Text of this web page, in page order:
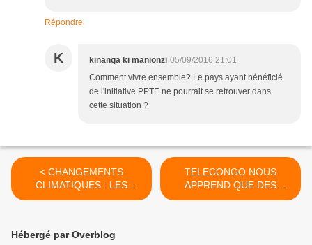
Répondre
K kinanga ki manionzi 05/09/2016 21:01
Comment vivre ensemble? Le pays ayant bénéficié
de l'initiative PPTE ne pourrait se retrouver dans
cette situation ?
< CHANGEMENTS
CLIMATIQUES : LES
SOMMETS ET
FORETS
TELECONGO NOUS
APPREND QUE DES
CONVIVES AURAIENT
Hébergé par Overblog